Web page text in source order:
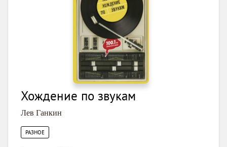
Хождение по звукам
Лев Ганкин
РАЗНОЕ